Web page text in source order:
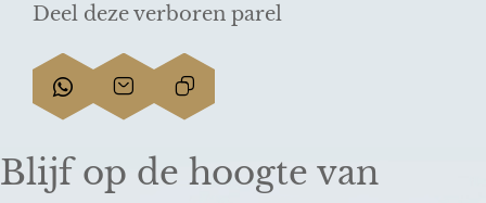
Deel deze verboren parel
D
e
l
D
e
l
L
i
Blijf op de hoogte van